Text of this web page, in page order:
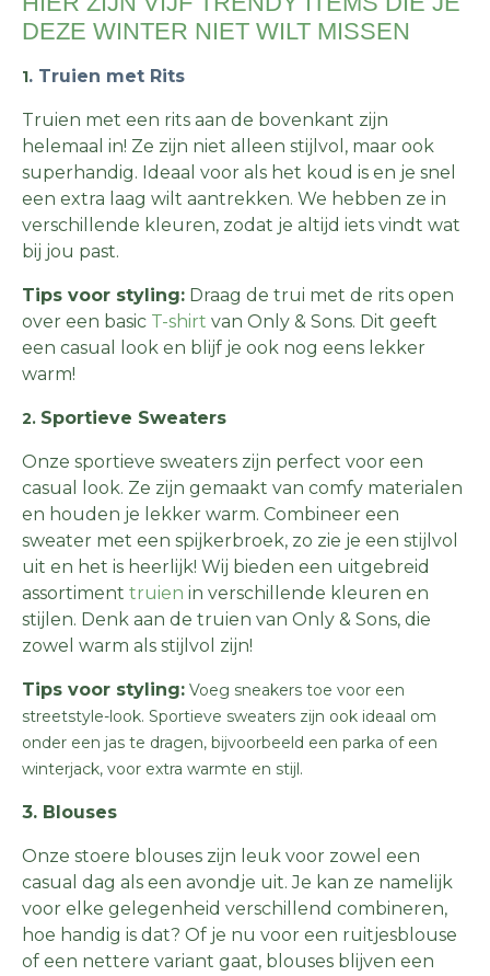
DEZE WINTER NIET WILT MISSEN
1. Truien met Rits
Truien met een rits aan de bovenkant zijn
helemaal in! Ze zijn niet alleen stijlvol, maar ook
superhandig. Ideaal voor als het koud is en je snel
een extra laag wilt aantrekken. We hebben ze in
verschillende kleuren, zodat je altijd iets vindt wat
bij jou past.
Tips voor styling: Draag de trui met de rits open
over een basic T-shirt van Only & Sons. Dit geeft
een casual look en blijf je ook nog eens lekker
warm!
2. Sportieve Sweaters
Onze sportieve sweaters zijn perfect voor een
casual look. Ze zijn gemaakt van comfy materialen
en houden je lekker warm. Combineer een
sweater met een spijkerbroek, zo zie je een stijlvol
uit en het is heerlijk! Wij bieden een uitgebreid
assortiment truien in verschillende kleuren en
stijlen. Denk aan de truien van Only & Sons, die
zowel warm als stijlvol zijn!
Tips voor styling: Voeg sneakers toe voor een
streetstyle-look. Sportieve sweaters zijn ook ideaal om
onder een jas te dragen, bijvoorbeeld een parka of een
winterjack, voor extra warmte en stijl.
3. Blouses
Onze stoere blouses zijn leuk voor zowel een
casual dag als een avondje uit. Je kan ze namelijk
voor elke gelegenheid verschillend combineren,
hoe handig is dat? Of je nu voor een ruitjesblouse
of een nettere variant gaat, blouses blijven een